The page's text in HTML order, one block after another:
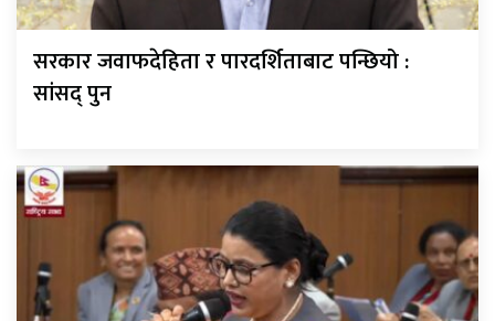
सरकार जवाफदेहिता र पारदर्शिताबाट पन्छियो :
सांसद् पुन